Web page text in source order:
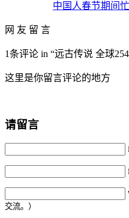
中国人春节期间
网 友 留 言
1条评论 in “远古传说 全球
这里是你留言评论的地方
请留言
交流。）